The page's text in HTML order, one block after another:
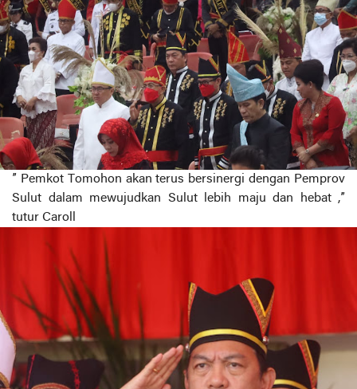
” Pemkot Tomohon akan terus bersinergi dengan Pemprov
Sulut dalam mewujudkan Sulut lebih maju dan hebat ,”
tutur Caroll